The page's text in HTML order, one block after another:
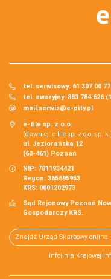
tel. serwisowy: 61 307 00
tel. awaryjny: 883 784 626
mail:serwis@e-pity.pl
e-file sp. z o.o.
(dawniej: e-file sp. z o.o. sp.
ul. Jeziorańska 12
(60-461) Poznań
NIP: 7811934421
Regon: 365695953
KRS: 0001202973
Sąd Rejonowy Poznań
Gospodarczy KRS.
Znajdź Urząd Skarbowy online
Infolinia Krajowej